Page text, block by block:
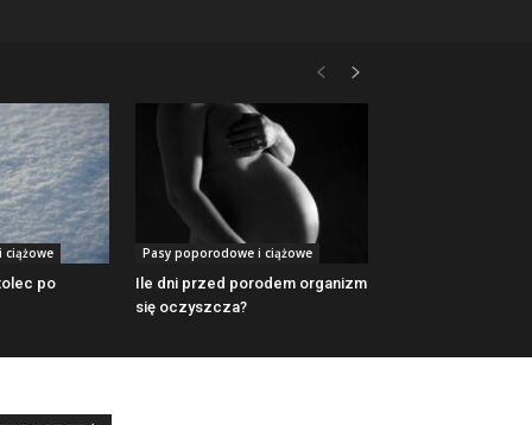
ciążowe
po
Pasy poporodowe i ciążowe
Ile dni przed porodem organizm
się oczyszcza?